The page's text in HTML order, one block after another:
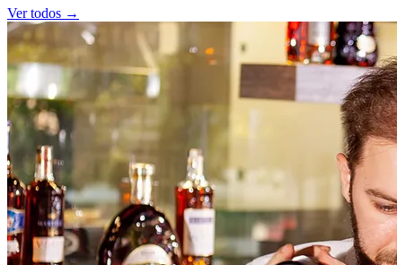
Ver todos →